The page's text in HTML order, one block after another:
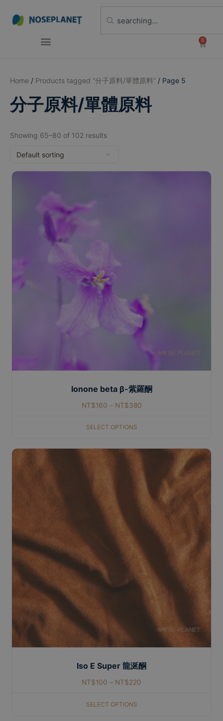
0
Home / Products tagged “分子原料/單體原料” / Page 5
分子原料/單體原料
Showing 65–80 of 102 results
Ionone beta β-紫羅酮
NT$160 – NT$380
SELECT OPTIONS
Iso E Super 龍涎酮
NT$100 – NT$220
SELECT OPTIONS